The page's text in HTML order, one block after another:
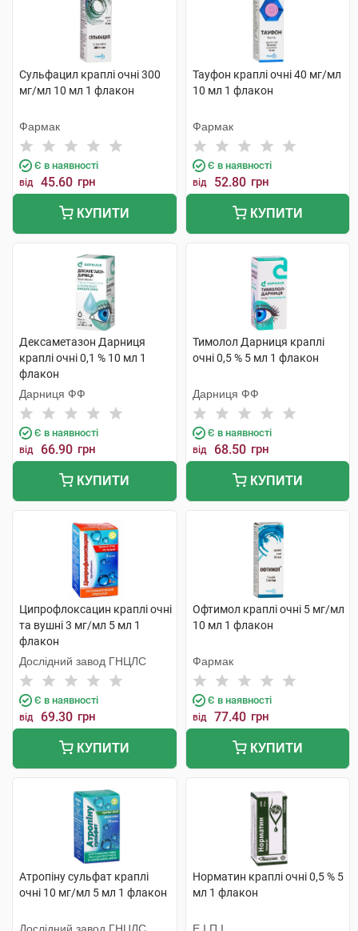
Сульфацил краплі очні 300
мг/мл 10 мл 1 флакон
Фармак
Є в наявності
від 45.60 грн
КУПИТИ
Тауфон краплі очні 40 мг/мл
10 мл 1 флакон
Фармак
Є в наявності
від 52.80 грн
КУПИТИ
Дексаметазон Дарниця
краплі очні 0,1 % 10 мл 1
флакон
Дарниця ФФ
Є в наявності
від 66.90 грн
КУПИТИ
Тимолол Дарниця краплі
очні 0,5 % 5 мл 1 флакон
Дарниця ФФ
Є в наявності
від 68.50 грн
КУПИТИ
Ципрофлоксацин краплі очні
та вушні 3 мг/мл 5 мл 1
флакон
Дослідний завод ГНЦЛС
Є в наявності
від 69.30 грн
КУПИТИ
Офтимол краплі очні 5 мг/мл
10 мл 1 флакон
Фармак
Є в наявності
від 77.40 грн
КУПИТИ
Атропіну сульфат краплі
очні 10 мг/мл 5 мл 1 флакон
Норматин краплі очні 0,5 % 5
мл 1 флакон